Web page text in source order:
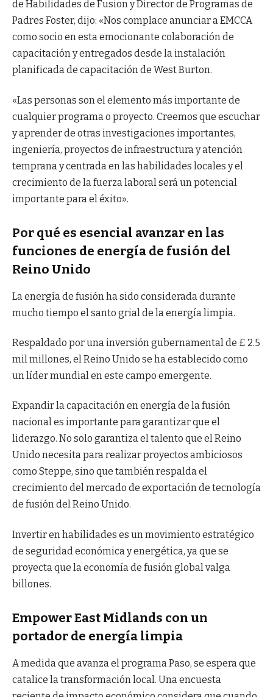
de Habilidades de Fusion y Director de Programas de
Padres Foster, dijo: «Nos complace anunciar a EMCCA
como socio en esta emocionante colaboración de
capacitación y entregados desde la instalación
planificada de capacitación de West Burton.
«Las personas son el elemento más importante de
cualquier programa o proyecto. Creemos que escuchar
y aprender de otras investigaciones importantes,
ingeniería, proyectos de infraestructura y atención
temprana y centrada en las habilidades locales y el
crecimiento de la fuerza laboral será un potencial
importante para el éxito».
Por qué es esencial avanzar en las
funciones de energía de fusión del
Reino Unido
La energía de fusión ha sido considerada durante
mucho tiempo el santo grial de la energía limpia.
Respaldado por una inversión gubernamental de £ 2.5
mil millones, el Reino Unido se ha establecido como
un líder mundial en este campo emergente.
Expandir la capacitación en energía de la fusión
nacional es importante para garantizar que el
liderazgo. No solo garantiza el talento que el Reino
Unido necesita para realizar proyectos ambiciosos
como Steppe, sino que también respalda el
crecimiento del mercado de exportación de tecnología
de fusión del Reino Unido.
Invertir en habilidades es un movimiento estratégico
de seguridad económica y energética, ya que se
proyecta que la economía de fusión global valga
billones.
Empower East Midlands con un
portador de energía limpia
A medida que avanza el programa Paso, se espera que
catalice la transformación local. Una encuesta